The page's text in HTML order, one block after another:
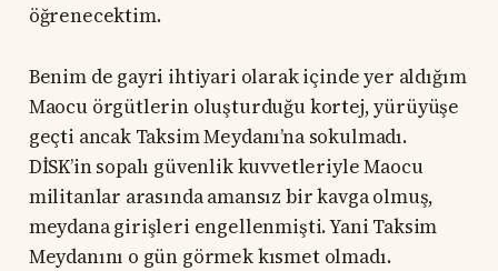
öğrenecektim.
Benim de gayri ihtiyari olarak içinde yer aldığım
Maocu örgütlerin oluşturduğu kortej, yürüyüşe
geçti ancak Taksim Meydanı’na sokulmadı.
DİSK’in sopalı güvenlik kuvvetleriyle Maocu
militanlar arasında amansız bir kavga olmuş,
meydana girişleri engellenmişti. Yani Taksim
Meydanını o gün görmek kısmet olmadı.